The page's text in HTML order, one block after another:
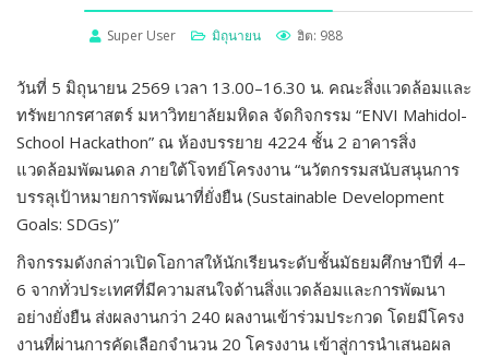
Super User มิถุนายน ฮิต: 988
วันที่ 5 มิถุนายน 2569 เวลา 13.00–16.30 น. คณะสิ่งแวดล้อมและ
ทรัพยากรศาสตร์ มหาวิทยาลัยมหิดล จัดกิจกรรม “ENVI Mahidol-
School Hackathon” ณ ห้องบรรยาย 4224 ชั้น 2 อาคารสิ่ง
แวดล้อมพัฒนดล ภายใต้โจทย์โครงงาน “นวัตกรรมสนับสนุนการ
บรรลุเป้าหมายการพัฒนาที่ยั่งยืน (Sustainable Development
Goals: SDGs)”
กิจกรรมดังกล่าวเปิดโอกาสให้นักเรียนระดับชั้นมัธยมศึกษาปีที่ 4–
6 จากทั่วประเทศที่มีความสนใจด้านสิ่งแวดล้อมและการพัฒนา
อย่างยั่งยืน ส่งผลงานกว่า 240 ผลงานเข้าร่วมประกวด โดยมีโครง
งานที่ผ่านการคัดเลือกจำนวน 20 โครงงาน เข้าสู่การนำเสนอผล